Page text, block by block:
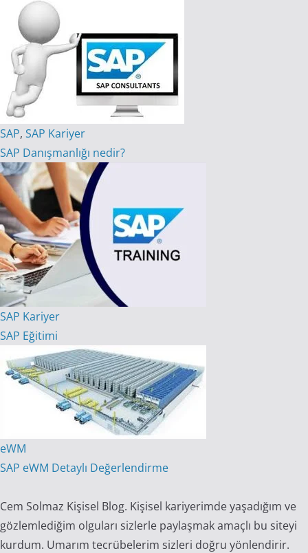
SAP, SAP Kariyer
SAP Danışmanlığı nedir?
SAP Kariyer
SAP Eğitimi
eWM
SAP eWM Detaylı Değerlendirme
Cem Solmaz Kişisel Blog. Kişisel kariyerimde yaşadığım ve
gözlemlediğim olguları sizlerle paylaşmak amaçlı bu siteyi
kurdum. Umarım tecrübelerim sizleri doğru yönlendirir.